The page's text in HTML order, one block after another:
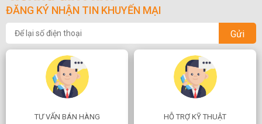
ĐĂNG KÝ NHẬN TIN KHUYẾN MẠI
Gửi
TƯ VẤN BÁN HÀNG HỖ TRỢ KỸ THUẬT